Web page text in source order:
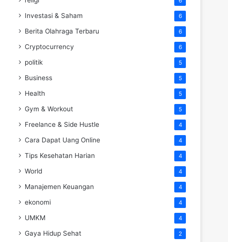
Investasi & Saham 6
Berita Olahraga Terbaru 6
Cryptocurrency 6
politik 5
Business 5
Health 5
Gym & Workout 5
Freelance & Side Hustle 4
Cara Dapat Uang Online 4
Tips Kesehatan Harian 4
World 4
Manajemen Keuangan 4
ekonomi 4
UMKM 4
Gaya Hidup Sehat 2